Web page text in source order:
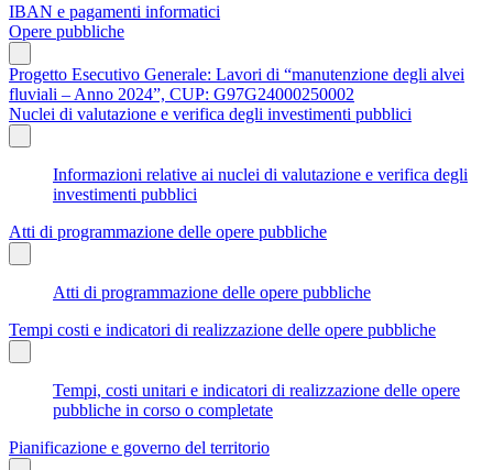
IBAN e pagamenti informatici
Opere pubbliche
Progetto Esecutivo Generale: Lavori di “manutenzione degli alvei
fluviali – Anno 2024”, CUP: G97G24000250002
Nuclei di valutazione e verifica degli investimenti pubblici
Informazioni relative ai nuclei di valutazione e verifica degli
investimenti pubblici
Atti di programmazione delle opere pubbliche
Atti di programmazione delle opere pubbliche
Tempi costi e indicatori di realizzazione delle opere pubbliche
Tempi, costi unitari e indicatori di realizzazione delle opere
pubbliche in corso o completate
Pianificazione e governo del territorio